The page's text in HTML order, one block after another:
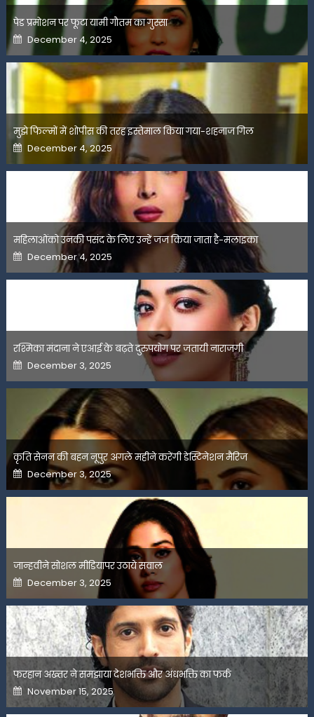
पेड प्रमोशन पर फूटा यामी गौतम का गुस्सा
Posted
on
December 4, 2025
मुझे फिल्मों में शोपीस की तरह इस्तेमाल किया गया-शहनाज गिल
Posted
on
December 4, 2025
महिलाओंको उनकी पसंद के लिए उन्हें जज किया जाता है-मलाइका
Posted
on
December 4, 2025
रश्मिका मंदाना ने एआई के बढ़ते दुरुपयोग पर जतायी नाराजगी
Posted
on
December 3, 2025
कृति सेनन की बहन नूपुर अगले महीने करेंगी डेस्टिनेशन मैरिज
Posted
on
December 3, 2025
जान्हवीने सोशल मीडियापर उठाये सवाल
Posted
on
December 3, 2025
फरहान अख्तर ने समझाया देशभक्ति और अंधभक्ति का फर्क
Posted
on
November 15, 2025